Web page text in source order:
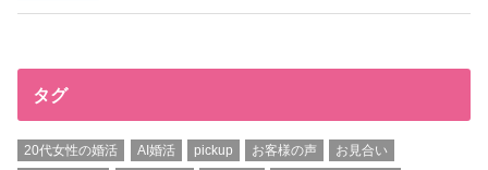
タグ
20代女性の婚活 AI婚活 pickup お客様の声
お見合い